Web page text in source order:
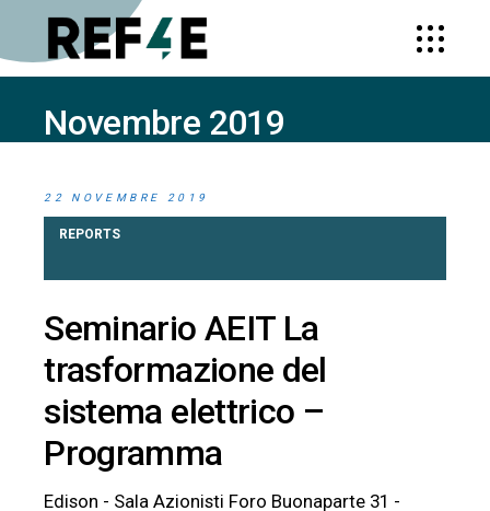
Novembre 2019
22 NOVEMBRE 2019
REPORTS
Seminario AEIT La
trasformazione del
sistema elettrico –
Programma
Edison - Sala Azionisti Foro Buonaparte 31 -